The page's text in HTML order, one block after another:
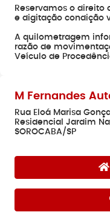
Reservamos o direito
e digitação condição
A quilometragem
razão de
Veículo de
M Fernandes
Rua Eloá Marisa
Residencial Jardim
SOROCABA/SP